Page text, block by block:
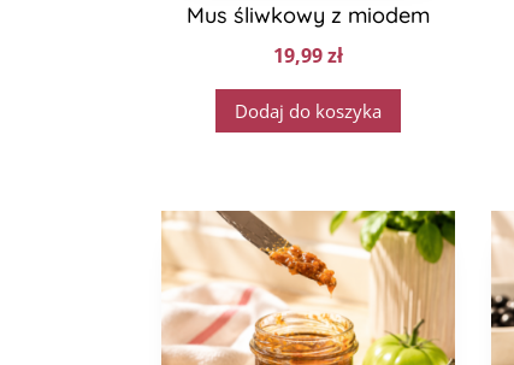
Mus śliwkowy z miodem
19,99zł
Dodaj do koszyka